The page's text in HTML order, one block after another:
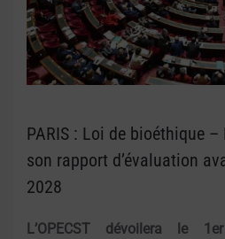
PARIS : Loi de bioéthique –
son rapport d’évaluation
2028
L’OPECST dévoilera le